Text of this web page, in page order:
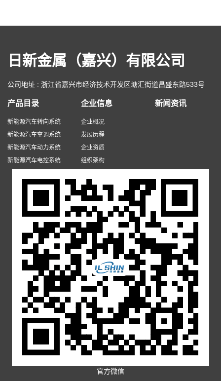
日新金属（嘉兴）有限公司
公司地址 : 浙江省嘉兴市经济技术开发区塘汇街道昌盛东路533号
产品目录
新能源汽车转向系统
新能源汽车空调系统
新能源汽车动力系统
新能源汽车电控系统
企业信息
企业概况
发展历程
企业资质
组织架构
新闻资讯
官方微信